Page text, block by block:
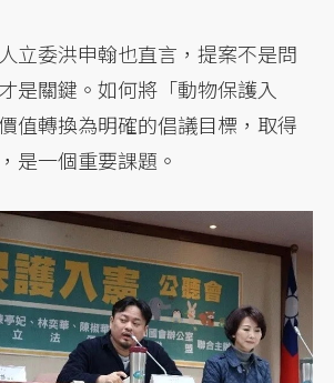
立委洪申翰也直言，提案不是問
是關鍵。如何將「動物保護入
值轉換為明確的倡議目標，取得
是一個重要課題。